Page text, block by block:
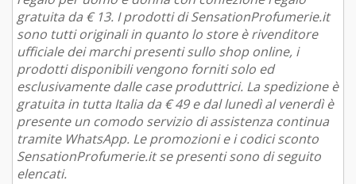
gratuita da € 13. I prodotti di SensationProfumerie.it
sono tutti originali in quanto lo store è rivenditore
ufficiale dei marchi presenti sullo shop online, i
prodotti disponibili vengono forniti solo ed
esclusivamente dalle case produttrici. La spedizione è
gratuita in tutta Italia da € 49 e dal lunedì al venerdì è
presente un comodo servizio di assistenza continua
tramite WhatsApp. Le promozioni e i codici sconto
SensationProfumerie.it se presenti sono di seguito
elencati.